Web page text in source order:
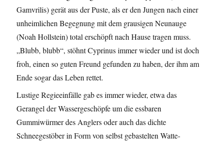
Gamvrilis) gerät aus der Puste, als er den Jungen nach einer
unheimlichen Begegnung mit dem grausigen Neunauge
(Noah Hollstein) total erschöpft nach Hause tragen muss.
„Blubb, blubb“, stöhnt Cyprinus immer wieder und ist doch
froh, einen so guten Freund gefunden zu haben, der ihm am
Ende sogar das Leben rettet.
Lustige Regieeinfälle gab es immer wieder, etwa das
Gerangel der Wassergeschöpfe um die essbaren
Gummiwürmer des Anglers oder auch das dichte
Schneegestöber in Form von selbst gebastelten Watte-